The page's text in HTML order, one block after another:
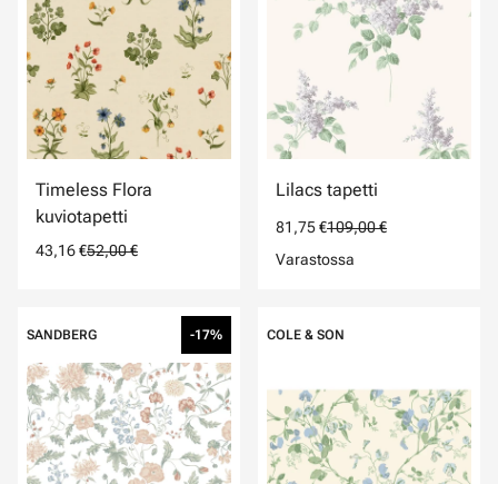
Timeless Flora
kuviotapetti
43,16 €52,00 €
Lilacs tapetti
81,75 €109,00 €
Varastossa
SANDBERG -17% COLE & SON